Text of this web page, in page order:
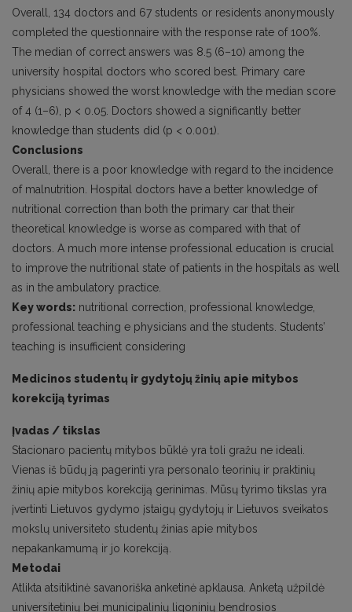
Overall, 134 doctors and 67 students or residents anonymously
completed the questionnaire with the response rate of 100%.
The median of correct answers was 8.5 (6–10) among the
university hospital doctors who scored best. Primary care
physicians showed the worst knowledge with the median score
of 4 (1–6), p < 0.05. Doctors showed a significantly better
knowledge than students did (p < 0.001).
Conclusions
Overall, there is a poor knowledge with regard to the incidence
of malnutrition. Hospital doctors have a better knowledge of
nutritional correction than both the primary car that their
theoretical knowledge is worse as compared with that of
doctors. A much more intense professional education is crucial
to improve the nutritional state of patients in the hospitals as well
as in the ambulatory practice.
Key words: nutritional correction, professional knowledge,
professional teaching e physicians and the students. Students’
teaching is insufficient considering
Medicinos studentų ir gydytojų žinių apie mitybos
korekciją tyrimas
Įvadas / tikslas
Stacionaro pacientų mitybos būklė yra toli gražu ne ideali.
Vienas iš būdų ją pagerinti yra personalo teorinių ir praktinių
žinių apie mitybos korekciją gerinimas. Mūsų tyrimo tikslas yra
įvertinti Lietuvos gydymo įstaigų gydytojų ir Lietuvos sveikatos
mokslų universiteto studentų žinias apie mitybos
nepakankamumą ir jo korekciją.
Metodai
Atlikta atsitiktinė savanoriška anketinė apklausa. Anketą užpildė
universitetinių bei municipalinių ligoninių bendrosios